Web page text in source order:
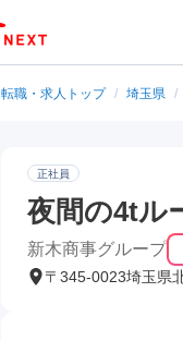
転職・求人トップ / 埼玉県 /
正社員
夜間の4tル
新木商事グループ
〒345-0023埼玉県